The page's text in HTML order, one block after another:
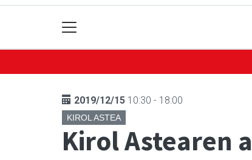
2019/12/15 10:30 - 18:00
KIROL ASTEA
Kirol Astearen